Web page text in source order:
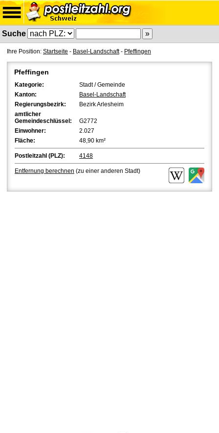
Suche
Ihre Position: Startseite - Basel-Landschaft- Pfeffingen
Pfeffingen
Kategorie:
Stadt / Gemeinde
Kanton:
Basel-Landschaft
Regierungsbezirk:
Bezirk Arlesheim
amtlicher
Gemeindeschlüssel:
G2772
Einwohner:
2.027
Fläche:
48,90 km²
Postleitzahl (PLZ): 4148
Entfernung berechnen (zu einer anderen Stadt)